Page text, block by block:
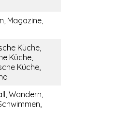
Magazine,
Küche,
Küche,
Küche,
Wandern,